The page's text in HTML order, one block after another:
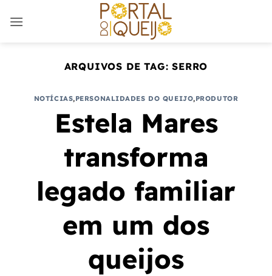
ARQUIVOS DE TAG:SERRO
NOTÍCIAS,PERSONALIDADES DO QUEIJO,PRODUTOR
Estela Mares
transforma
legado familiar
em um dos
queijos